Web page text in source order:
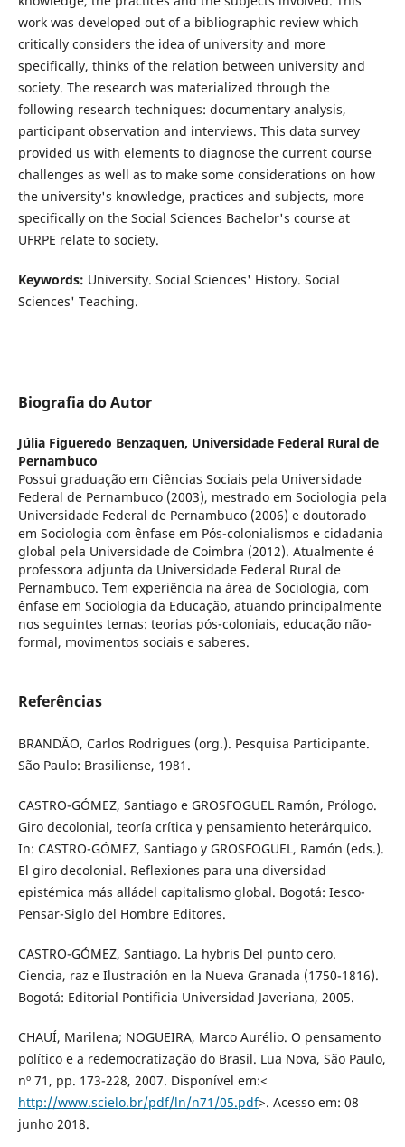
work was developed out of a bibliographic review which
critically considers the idea of university and more
specifically, thinks of the relation between university and
society. The research was materialized through the
following research techniques: documentary analysis,
participant observation and interviews. This data survey
provided us with elements to diagnose the current course
challenges as well as to make some considerations on how
the university's knowledge, practices and subjects, more
specifically on the Social Sciences Bachelor's course at
UFRPE relate to society.
Keywords: University. Social Sciences' History. Social
Sciences' Teaching.
Biografia do Autor
Júlia Figueredo Benzaquen, Universidade Federal Rural de
Pernambuco
Possui graduação em Ciências Sociais pela Universidade
Federal de Pernambuco (2003), mestrado em Sociologia pela
Universidade Federal de Pernambuco (2006) e doutorado
em Sociologia com ênfase em Pós-colonialismos e cidadania
global pela Universidade de Coimbra (2012). Atualmente é
professora adjunta da Universidade Federal Rural de
Pernambuco. Tem experiência na área de Sociologia, com
ênfase em Sociologia da Educação, atuando principalmente
nos seguintes temas: teorias pós-coloniais, educação não-
formal, movimentos sociais e saberes.
Referências
BRANDÃO, Carlos Rodrigues (org.). Pesquisa Participante.
São Paulo: Brasiliense, 1981.
CASTRO-GÓMEZ, Santiago e GROSFOGUEL Ramón, Prólogo.
Giro decolonial, teoría crítica y pensamiento heterárquico.
In: CASTRO-GÓMEZ, Santiago y GROSFOGUEL, Ramón (eds.).
El giro decolonial. Reflexiones para una diversidad
epistémica más alládel capitalismo global. Bogotá: Iesco-
Pensar-Siglo del Hombre Editores.
CASTRO-GÓMEZ, Santiago. La hybris Del punto cero.
Ciencia, raz e Ilustración en la Nueva Granada (1750-1816).
Bogotá: Editorial Pontificia Universidad Javeriana, 2005.
CHAUÍ, Marilena; NOGUEIRA, Marco Aurélio. O pensamento
político e a redemocratização do Brasil. Lua Nova, São Paulo,
nº 71, pp. 173-228, 2007. Disponível em:<
http://www.scielo.br/pdf/ln/n71/05.pdf>. Acesso em: 08
junho 2018.